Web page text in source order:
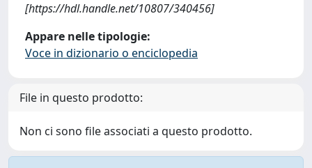
[https://hdl.handle.net/10807/340456]
Appare nelle tipologie:
Voce in dizionario o enciclopedia
File in questo prodotto:
Non ci sono file associati a questo prodotto.